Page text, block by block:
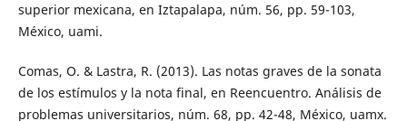
superior mexicana, en Iztapalapa, núm. 56, pp. 59-103,
México, uami.
Comas, O. & Lastra, R. (2013). Las notas graves de la sonata
de los estímulos y la nota final, en Reencuentro. Análisis de
problemas universitarios, núm. 68, pp. 42-48, México, uamx.